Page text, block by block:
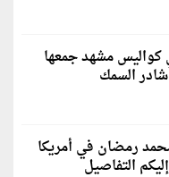
كواليس مشهد جمعها
السمك
رمضان في أمريكا
التفاصيل